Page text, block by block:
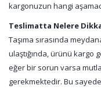
kargonuzun hangi
Teslimatta Nelere
Taşıma sırasında
ulaştığında, ürünü kargo
eğer bir sorun varsa
gerekmektedir. Bu